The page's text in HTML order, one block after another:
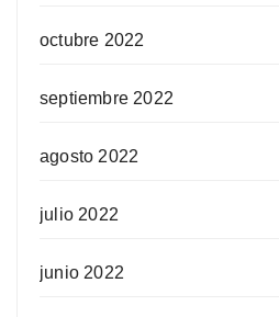
octubre 2022
septiembre 2022
agosto 2022
julio 2022
junio 2022